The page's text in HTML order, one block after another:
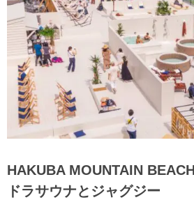
HAKUBA MOUNTAIN
ドラサウナとジャグジー